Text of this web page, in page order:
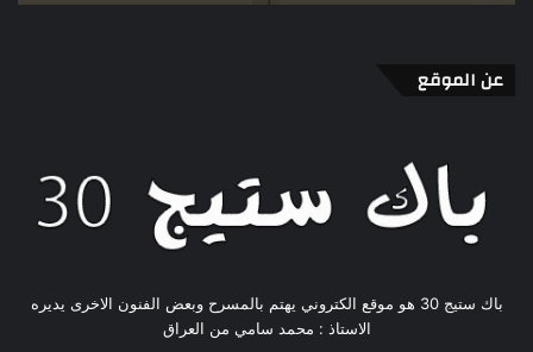
عن الموقع
باك ستيج 30 هو موقع الكتروني يهتم بالمسرح وبعض الفنون الاخرى يديره
الاستاذ : محمد سامي من العراق